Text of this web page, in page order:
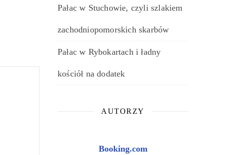
Pałac w Stuchowie, czyli szlakiem
zachodniopomorskich skarbów
Pałac w Rybokartach i ładny
kościół na dodatek
AUTORZY
Booking.com